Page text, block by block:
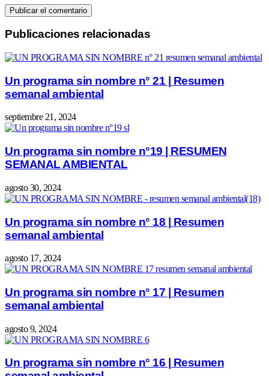
Publicaciones relacionadas
Un programa sin nombre n° 21 | Resumen
semanal ambiental
septiembre 21, 2024
Un programa sin nombre n°19 | RESUMEN
SEMANAL AMBIENTAL
agosto 30, 2024
Un programa sin nombre n° 18 | Resumen
semanal ambiental
agosto 17, 2024
Un programa sin nombre n° 17 | Resumen
semanal ambiental
agosto 9, 2024
Un programa sin nombre n° 16 | Resumen